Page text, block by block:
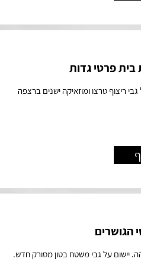
פרטי גדות
גבי ריצוף טרצו ומוזאיקה ישנים ברצפה
הגושרים
יישום על גבי משטח בטון מסורק חדש.